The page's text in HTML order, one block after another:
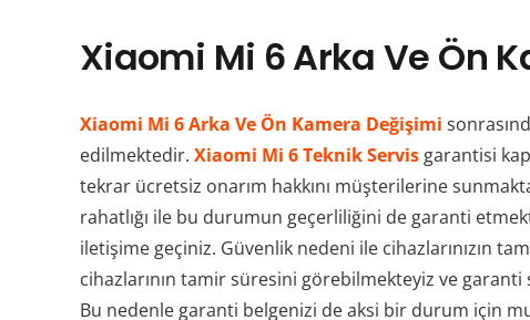
Xiaomi Mi 6 Arka Ve Ön
Xiaomi Mi 6 Arka Ve Ön Kamera Değişimi
edilmektedir. Xiaomi Mi 6 Teknik Servis garantisi
tekrar ücretsiz onarım hakkını müşterilerine
rahatlığı ile bu durumun geçerliliğini de garanti
iletişime geçiniz. Güvenlik nedeni ile cihazlarınızın
cihazlarının tamir süresini görebilmekteyiz ve
Bu nedenle garanti belgenizi de aksi bir durum için